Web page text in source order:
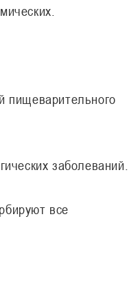
пищеварительного
заболеваний.
все